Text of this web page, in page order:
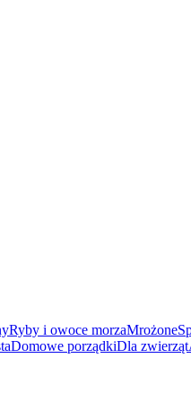
Ryby i owoce morzaMrożone
Domowe porządkiDla zwierząt